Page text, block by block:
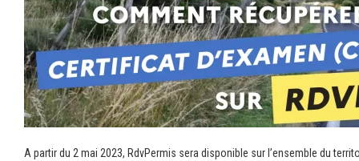
A partir du 2 mai 2023, RdvPermis sera disponible sur l’ensemble du